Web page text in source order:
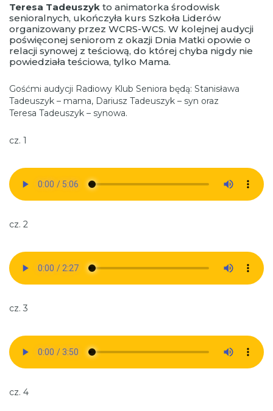
Teresa Tadeuszyk to animatorka środowisk
senioralnych, ukończyła kurs Szkoła Liderów
organizowany przez WCRS-WCS. W kolejnej audycji
poświęconej seniorom z okazji Dnia Matki opowie o
relacji synowej z teściową, do której chyba nigdy nie
powiedziała teściowa, tylko Mama.
Gośćmi audycji Radiowy Klub Seniora będą: Stanisława
Tadeuszyk – mama, Dariusz Tadeuszyk – syn oraz
Teresa Tadeuszyk – synowa.
cz. 1
cz. 2
cz. 3
cz. 4